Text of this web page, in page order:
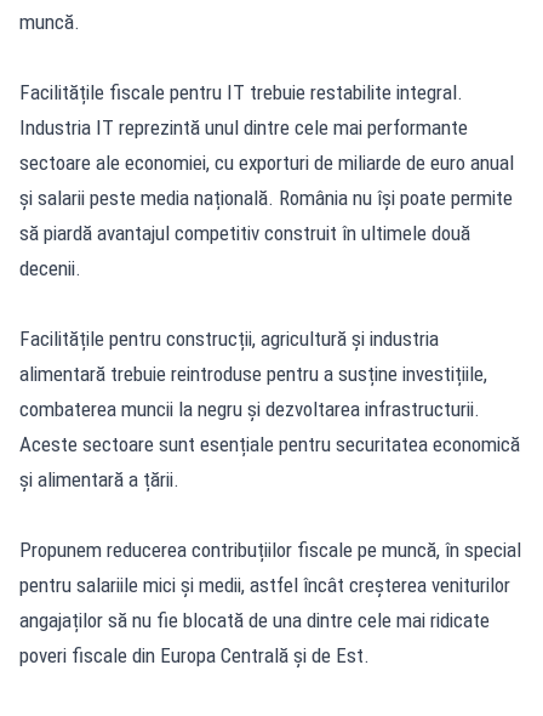
muncă.
Facilitățile fiscale pentru IT trebuie restabilite integral.
Industria IT reprezintă unul dintre cele mai performante
sectoare ale economiei, cu exporturi de miliarde de euro anual
și salarii peste media națională. România nu își poate permite
să piardă avantajul competitiv construit în ultimele două
decenii.
Facilitățile pentru construcții, agricultură și industria
alimentară trebuie reintroduse pentru a susține investițiile,
combaterea muncii la negru și dezvoltarea infrastructurii.
Aceste sectoare sunt esențiale pentru securitatea economică
și alimentară a țării.
Propunem reducerea contribuțiilor fiscale pe muncă, în special
pentru salariile mici și medii, astfel încât creșterea veniturilor
angajaților să nu fie blocată de una dintre cele mai ridicate
poveri fiscale din Europa Centrală și de Est.